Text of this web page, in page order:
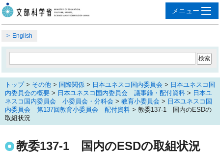
English
トップ> その他 > 国際関係 > 日本ユネスコ国内委員会 > 日本ユネスコ国
内委員会の概要 > 日本ユネスコ国内委員会 議事録・配付資料 > 日本ユ
ネスコ国内委員会 小委員会・分科会 > 教育小委員会 > 日本ユネスコ国
内委員会 第137回教育小委員会 配付資料 > 教委137-1 国内のESDの
取組状況
教委137-1 国内のESDの取組状況